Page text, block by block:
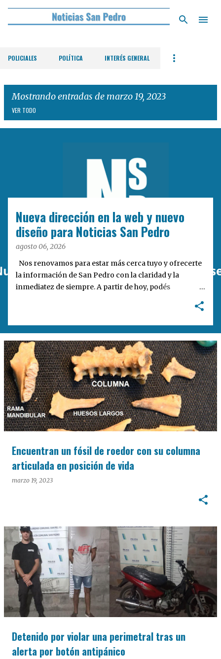
Ir al contenido principal
POLICIALES POLÍTICA INTERÉS GENERAL
Mostrando entradas de marzo 19, 2023
VER TODO
Nueva dirección en la web y nuevo
diseño para Noticias San Pedro
agosto 06, 2026
Nos renovamos para estar más cerca tuyo y ofrecerte
la información de San Pedro con la claridad y la
inmediatez de siempre. A partir de hoy, podés
Desarrollamos una interfaz más ágil, moderna e
intuitiva, pensada para optimizar la navegación desde
cualquier dispositivo, facilitar el acceso a las noticias
locales y potenciar la interacción de los lectores con
nuestros contenidos.
Encuentran un fósil de roedor con su columna
articulada en posición de vida
marzo 19, 2023
Detenido por violar una perimetral tras un
alerta por botón antipánico